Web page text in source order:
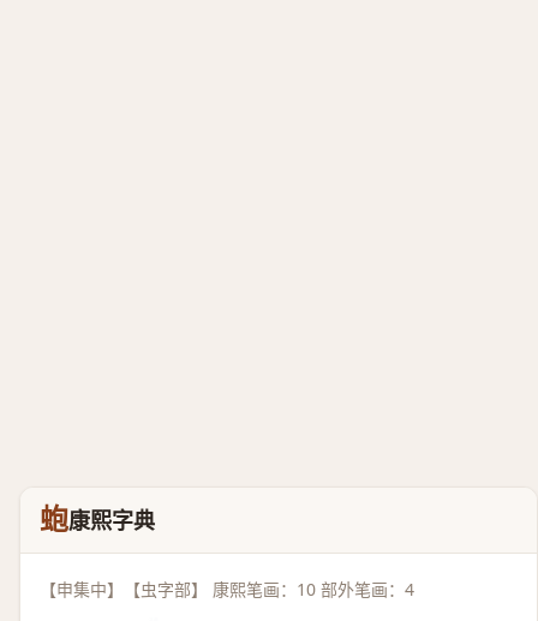
蚫康熙字典
【申集中】【虫字部】 康熙笔画：10 部外笔画：4